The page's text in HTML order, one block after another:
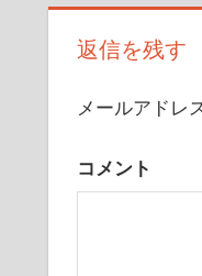
ナ
ゲ
ー
シ
返信を残す
メールアドレ
コメント